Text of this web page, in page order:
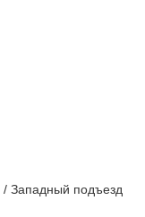
/ Западный подъезд